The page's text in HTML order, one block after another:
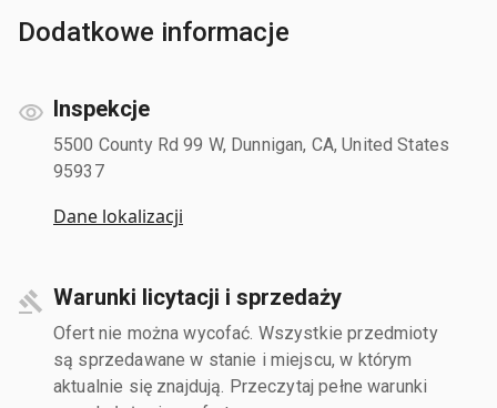
Dodatkowe informacje
Inspekcje
5500 County Rd 99 W, Dunnigan, CA, United States
95937
Dane lokalizacji
Warunki licytacji i sprzedaży
Ofert nie można wycofać. Wszystkie przedmioty
są sprzedawane w stanie i miejscu, w którym
aktualnie się znajdują. Przeczytaj pełne warunki